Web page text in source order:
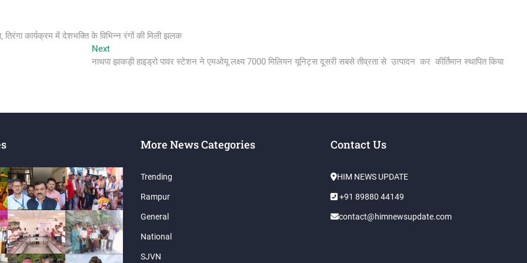
कार्यक्रम में देशभक्ति के विभिन्न रंगों की मिली झलक
NextNext
post:
नाथपा झाकड़ी हाइड्रो पावर स्टेशन ने एमओयू लक्ष्य 7000 मिलियन यूनिट्स दूसरी सबसे तीव्रता से उत्पादन कर कीर्तिमान स्थापित किया
More News Categories
Trending
Rampur
General
National
SJVN
Contact Us
HIM NEWS UPDATE
+91 89880 44149
contact@himnewsupdate.com